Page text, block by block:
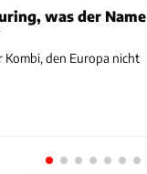
was der Name
Kombi, den Europa nicht